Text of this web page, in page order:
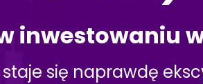
inwestowaniu
się naprawdę